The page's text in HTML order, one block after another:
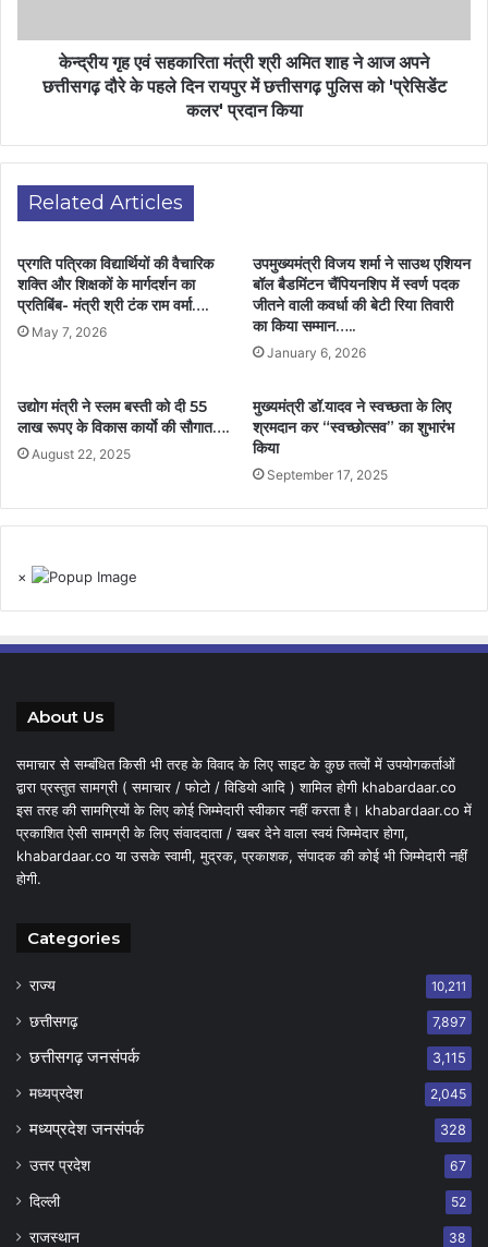
केन्द्रीय गृह एवं सहकारिता मंत्री श्री अमित शाह ने आज अपने
छत्तीसगढ़ दौरे के पहले दिन रायपुर में छत्तीसगढ़ पुलिस को 'प्रेसिडेंट
कलर' प्रदान किया
Related Articles
प्रगति पत्रिका विद्यार्थियों की वैचारिक
शक्ति और शिक्षकों के मार्गदर्शन का
प्रतिबिंब- मंत्री श्री टंक राम वर्मा….
May 7, 2026
उपमुख्यमंत्री विजय शर्मा ने साउथ एशियन
बॉल बैडमिंटन चैंपियनशिप में स्वर्ण पदक
जीतने वाली कवर्धा की बेटी रिया तिवारी
का किया सम्मान…..
January 6, 2026
उद्योग मंत्री ने स्लम बस्ती को दी 55
लाख रूपए के विकास कार्याे की सौगात….
August 22, 2025
मुख्यमंत्री डॉ.यादव ने स्वच्छता के लिए
श्रमदान कर “स्वच्छोत्सव” का शुभारंभ
किया
September 17, 2025
×
About Us
समाचार से सम्बंधित किसी भी तरह के विवाद के लिए साइट के कुछ तत्वों में उपयोगकर्ताओं
द्वारा प्रस्तुत सामग्री ( समाचार / फोटो / विडियो आदि ) शामिल होगी khabardaar.co
इस तरह की सामग्रियों के लिए कोई जिम्मेदारी स्वीकार नहीं करता है। khabardaar.co में
प्रकाशित ऐसी सामग्री के लिए संवाददाता / खबर देने वाला स्वयं जिम्मेदार होगा,
khabardaar.co या उसके स्वामी, मुद्रक, प्रकाशक, संपादक की कोई भी जिम्मेदारी नहीं
होगी.
Categories
राज्य 10,211
छत्तीसगढ़ 7,897
छत्तीसगढ़ जनसंपर्क 3,115
मध्यप्रदेश 2,045
मध्यप्रदेश जनसंपर्क 328
उत्तर प्रदेश 67
दिल्ली 52
राजस्थान 38